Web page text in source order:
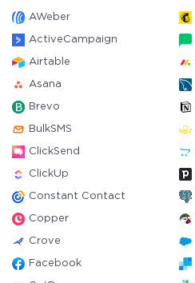
AWeber
ActiveCampaign
Airtable
Asana
Brevo
BulkSMS
ClickSend
ClickUp
Constant Contact
Copper
Crove
Facebook